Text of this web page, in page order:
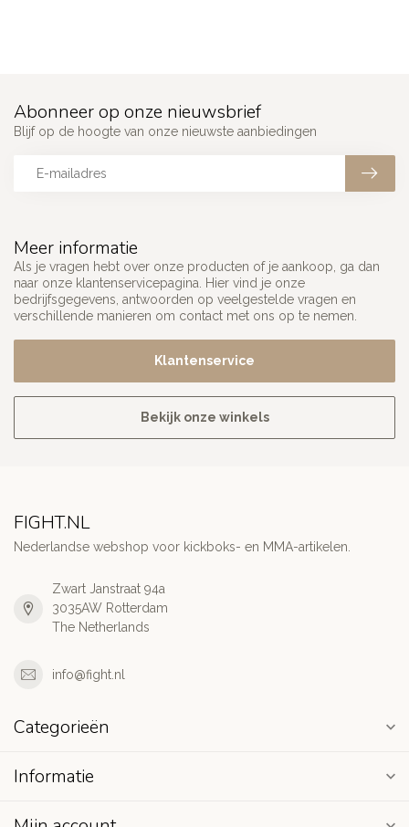
Meer informatie
Als je vragen hebt over onze producten of je aankoop, ga dan
naar onze klantenservicepagina. Hier vind je onze
bedrijfsgegevens, antwoorden op veelgestelde vragen en
verschillende manieren om contact met ons op te nemen.
Klantenservice
Bekijk onze winkels
Abonneer op onze nieuwsbrief
Blijf op de hoogte van onze nieuwste aanbiedingen
FIGHT.NL
Nederlandse webshop voor kickboks- en MMA-artikelen.
Zwart Janstraat 94a
3035AW Rotterdam
The Netherlands
info@fight.nl
Categorieën
Informatie